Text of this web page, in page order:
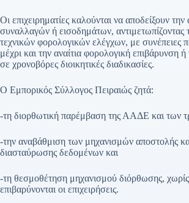
Οι επιχειρηματίες καλούνται να αποδείξουν την
συναλλαγών ή εισοδημάτων, αντιμετωπίζοντας
τεχνικών φορολογικών ελέγχων, με συνέπειες
μέχρι και την αναίτια φορολογική επιβάρυνση
σε χρονοβόρες διοικητικές διαδικασίες.
Ο Εμπορικός Σύλλογος Πειραιώς ζητά:
-τη διορθωτική παρέμβαση της ΑΑΔΕ και των
-την αναβάθμιση των μηχανισμών αποστολής
διασταύρωσης δεδομένων και
-τη θεσμοθέτηση μηχανισμού διόρθωσης,
επιβαρύνονται οι επιχειρήσεις.